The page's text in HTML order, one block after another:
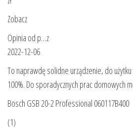
Zobacz
Opinia od p…z
2022-12-06
To naprawdę solidne urządzenie, do
100%. Do sporadycznych prac domowych
Bosch GSB 20-2 Professional 060117B400
(1)